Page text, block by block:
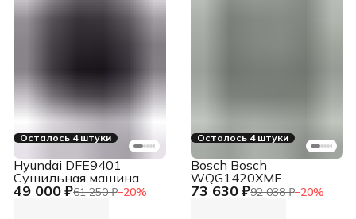
Осталось 4 штуки
49 000 ₽61 250 ₽−20%
Hyundai DFE9401
Сушильная машина
белый, 10 кг, сушка -
Осталось 4 штуки
73 630 ₽92 038 ₽−20%
Bosch Bosch
WQG1420XME
Сушильная машина